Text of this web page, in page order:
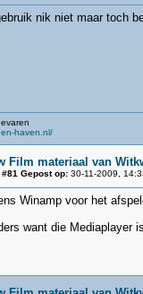
nik niet maar toch
haven.nl/
Film materiaal van
Gepost op:30-11-2009,
Winamp voor het
want die Mediaplayer